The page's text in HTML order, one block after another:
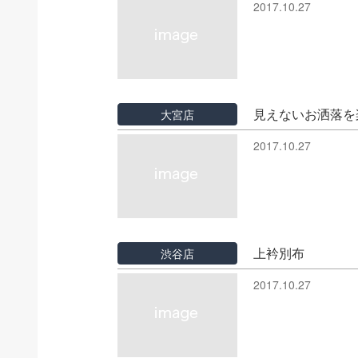
2017.10.27
大宮店 見えないお洒落
2017.10.27
渋谷店 上衿別布
2017.10.27